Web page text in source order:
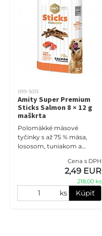
099-5013
Amity Super Premium
Sticks Salmon 8 × 12 g
maškrta
Polomäkké mäsové
tyčinky s až 75 % mäsa,
lososom, tuniakom a
šunkou. Hypoalergénna
receptúra bez lepku s
prirodzeným obsahom
omega-3
Cena s DPH
2,49 EUR
218,00 ks
ks Kúpiť